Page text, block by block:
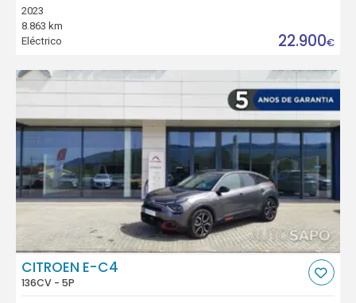
2023
8.863 km
Eléctrico
22.900€
CITROEN E-C4
136CV - 5P